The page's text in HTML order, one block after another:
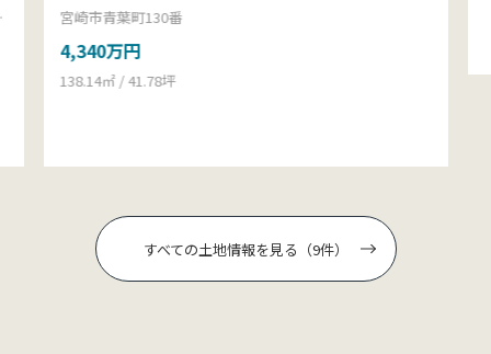
宮崎市青葉町130番
4,340万円
138.14㎡ / 41.78坪
すべての土地情報を見る（9件）